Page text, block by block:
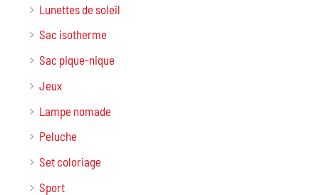
Lunettes de soleil
Sac isotherme
Sac pique-nique
Jeux
Lampe nomade
Peluche
Set coloriage
Sport